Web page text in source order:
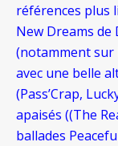
références plus
New Dreams de
(notamment sur
avec une belle
(Pass’Crap,
apaisés ((The
ballades